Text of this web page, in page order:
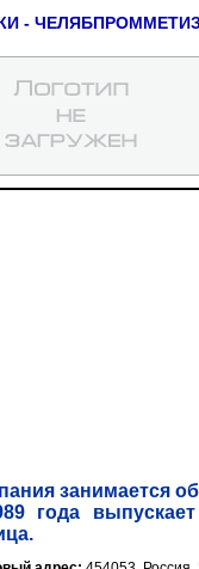
-
занимается
года